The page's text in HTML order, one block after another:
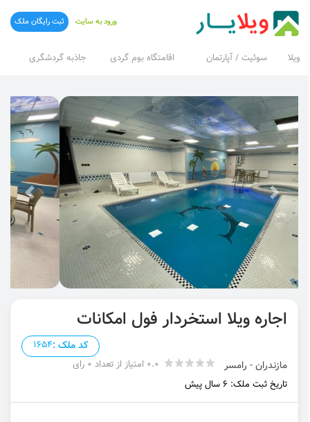
ویلا سوئیت / آپارتمان اقامتگاه بوم گردی جاذبه گردشگری
ورود به سایت ثبت رایگان ملک
اجاره ویلا استخردار فول امکانات
کد ملک :1654
مازندران - رامسر
0.0 امتیاز از تعداد 0 رای
تاریخ ثبت ملک: 6 سال پیش